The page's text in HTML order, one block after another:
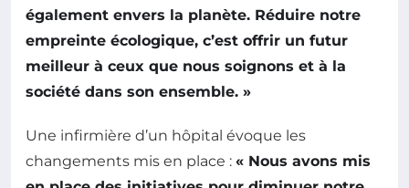
également envers la planète. Réduire notre
empreinte écologique, c’est offrir un futur
meilleur à ceux que nous soignons et à la
société dans son ensemble. »
Une infirmière d’un hôpital évoque les
changements mis en place : « Nous avons mis